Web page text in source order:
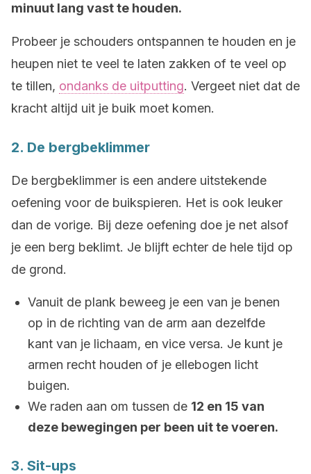
minuut lang vast te houden.
Probeer je schouders ontspannen te houden en je
heupen niet te veel te laten zakken of te veel op
te tillen, ondanks de uitputting. Vergeet niet dat de
kracht altijd uit je buik moet komen.
2. De bergbeklimmer
De bergbeklimmer is een andere uitstekende
oefening voor de buikspieren. Het is ook leuker
dan de vorige. Bij deze oefening doe je net alsof
je een berg beklimt. Je blijft echter de hele tijd op
de grond.
Vanuit de plank beweeg je een van je benen
op in de richting van de arm aan dezelfde
kant van je lichaam, en vice versa. Je kunt je
armen recht houden of je ellebogen licht
buigen.
We raden aan om tussen de 12 en 15 van
deze bewegingen per been uit te voeren.
3. Sit-ups